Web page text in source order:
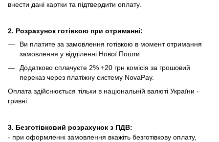
внести дані картки та підтвердити оплату.
2. Розрахунок готівкою при отриманні:
Ви платите за замовлення готівкою в момент отримання
замовлення у відділенні Нової Пошти.
Додатково сплачуєте 2% +20 грн комісія за грошовий
переказ через платіжну систему NovaPay.
Оплата здійснюється тільки в національній валюті України -
гривні.
3. Безготівковий розрахунок з ПДВ:
- при оформленні замовлення вкажіть безготівкову оплату,